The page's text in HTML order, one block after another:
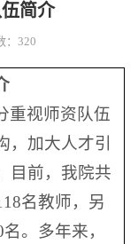
简介
320
重视师资队伍
，加大人才引
目前，我院共
名教师，另
。多年来，